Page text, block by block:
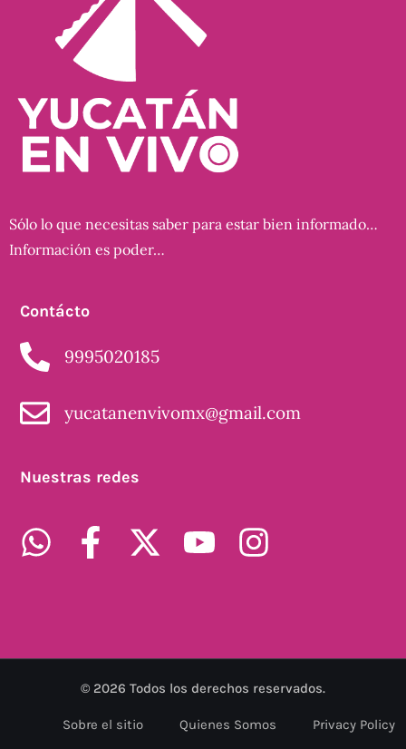
Sólo lo que necesitas saber para estar bien informado…
Información es poder…
Contácto
9995020185
yucatanenvivomx@gmail.com
Nuestras redes
© 2026 Todos los derechos reservados.
Sobre el sitio Quienes Somos Privacy Policy